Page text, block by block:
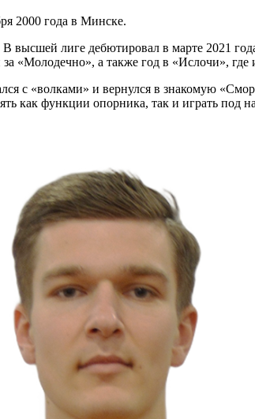
2000 года в Минске.
высшей лиге дебютировал в марте 2021
«Молодечно», а также год в «Ислочи», где
с «волками» и вернулся в знакомую
как функции опорника, так и играть под